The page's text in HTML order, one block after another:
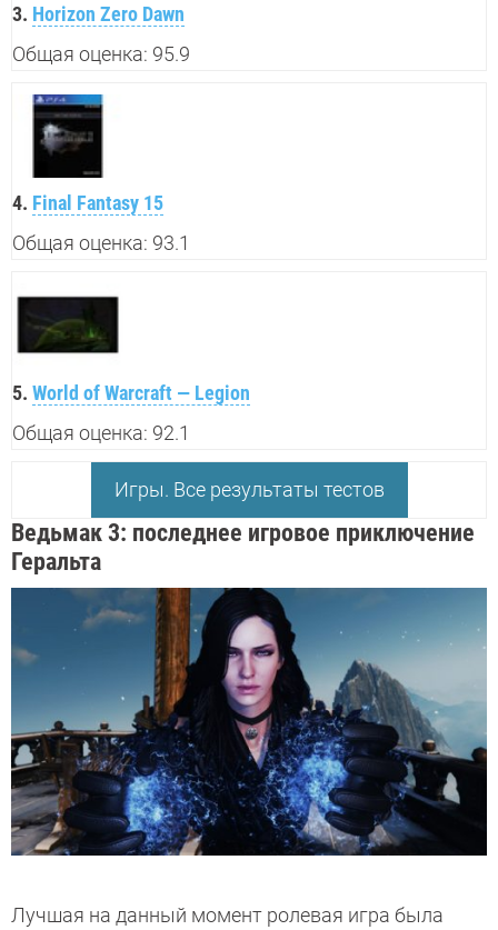
3. Horizon Zero Dawn
Общая оценка: 95.9
4. Final Fantasy 15
Общая оценка: 93.1
5. World of Warcraft — Legion
Общая оценка: 92.1
Игры. Все результаты тестов
Ведьмак 3: последнее игровое приключение
Геральта
Лучшая на данный момент ролевая игра была